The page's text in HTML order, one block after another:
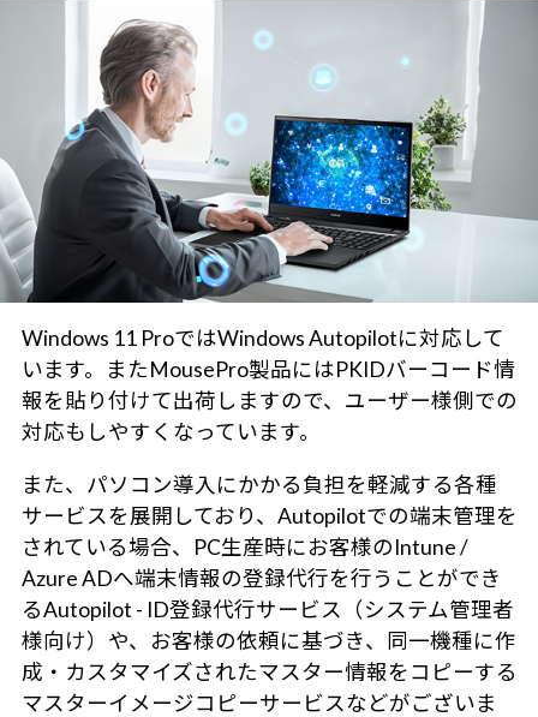
Windows 11 ProではWindows Autopilotに対応して
います。またMousePro製品にはPKIDバーコード情
報を貼り付けて出荷しますので、ユーザー様側での
対応もしやすくなっています。
また、パソコン導入にかかる負担を軽減する各種
サービスを展開しており、Autopilotでの端末管理を
されている場合、PC生産時にお客様のIntune /
Azure ADへ端末情報の登録代行を行うことができ
るAutopilot - ID登録代行サービス（システム管理者
様向け）や、お客様の依頼に基づき、同一機種に作
成・カスタマイズされたマスター情報をコピーする
マスターイメージコピーサービスなどがございま